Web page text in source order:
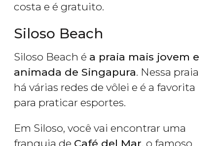
costa e é gratuito.
Siloso Beach
Siloso Beach é a praia mais jovem e
animada de Singapura. Nessa praia
há várias redes de vôlei e é a favorita
para praticar esportes.
Em Siloso, você vai encontrar uma
franquia de Café del Mar, o famoso